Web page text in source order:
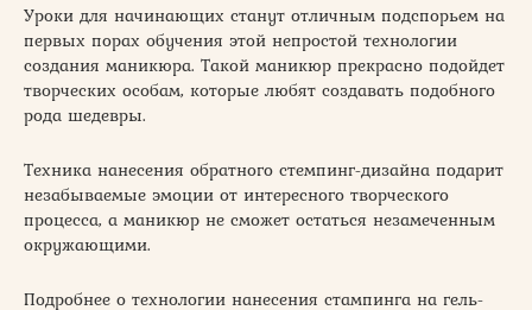
Уроки для начинающих станут отличным подспорьем на
первых порах обучения этой непростой технологии
создания маникюра. Такой маникюр прекрасно подойдет
творческих особам, которые любят создавать подобного
рода шедевры.
Техника нанесения обратного стемпинг-дизайна подарит
незабываемые эмоции от интересного творческого
процесса, а маникюр не сможет остаться незамеченным
окружающими.
Подробнее о технологии нанесения стампинга на гель-